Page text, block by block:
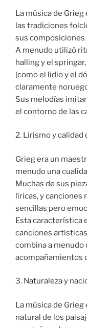
La música de
las tradiciones
sus composiciones
A menudo utilizó
halling y el
(como el lidio y el
claramente
Sus melodías
el contorno de las
2. Lirismo y calidad
Grieg era un
menudo una
Muchas de sus
líricas, y canciones
sencillas pero
Esta característica
canciones
combina a
acompañamientos
3. Naturaleza y
La música de
natural de los